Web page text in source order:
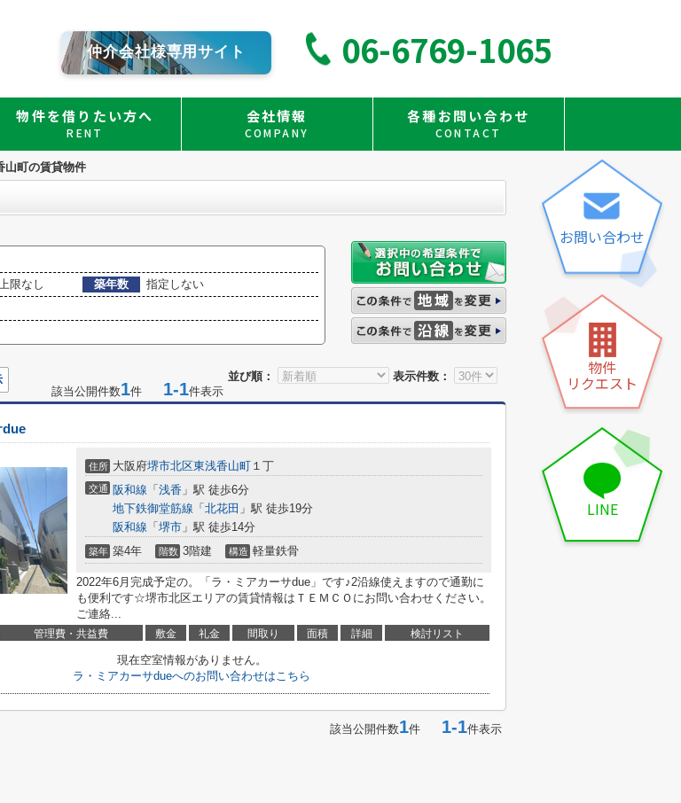
仲介会社様専用サイト 06-6769-1065
物件を借りたい方へ
RENT
会社情報
COMPANY
各種お問い合わせ
CONTACT
山町の賃貸物件
限なし 築年数
指定しない
並び順： 表示件数：
該当公開件数1件 1-1件表示
due
住所 大阪府堺市北区東浅香山町 １丁
交通 阪和線 「 浅香 」駅 徒歩6分
地下鉄御堂筋線 「 北花田 」駅 徒歩19分
阪和線 「 堺市 」駅 徒歩14分
築年 築4年 階数 3階建 構造 軽量鉄骨
2022年6月完成予定の。「ラ・ミアカーサdue」です♪2沿線使えますので通勤に
も便利です☆堺市北区エリアの賃貸情報はＴＥＭＣＯにお問い合わせください。
ご連絡...
管理費・共益費 敷金 礼金 間取り 面積 詳細 検討リスト
現在空室情報がありません。
ラ・ミアカーサdueへのお問い合わせはこちら
該当公開件数1件 1-1件表示
お問い合わせ
物件
リクエスト
LINE